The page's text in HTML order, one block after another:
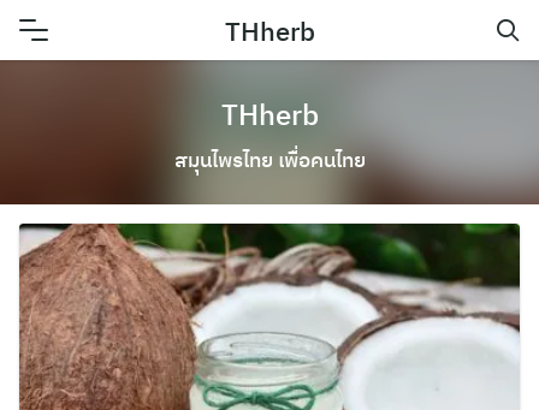
Skip
THherb
THherb
สมุนไพรไทย เพื่อคนไทย